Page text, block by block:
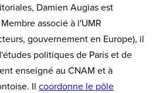
Damien Augias est
associé à l'UMR
gouvernement en Europe), il
politiques de Paris et de
enseigné au CNAM et à
Il coordonne le pôle